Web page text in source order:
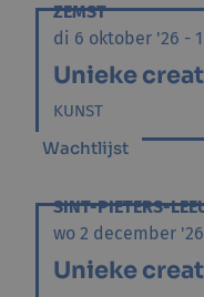
ZEMST
di 6 oktober '26 -
Unieke
KUNST
Wachtlijst
SINT-PIETERS-
wo 2 december
Unieke